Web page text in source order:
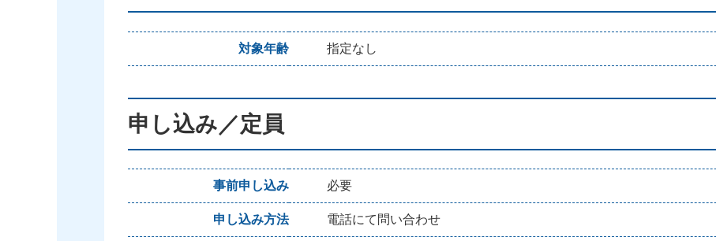
対象年齢 指定なし
申し込み／定員
事前申し込み 必要
申し込み方法 電話にて問い合わせ